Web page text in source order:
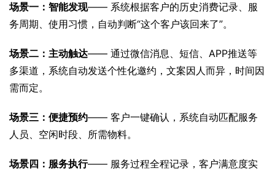
场景一：智能发现—— 系统根据客户的历史消费记录、服
务周期、使用习惯，自动判断“这个客户该回来了”。
场景二：主动触达—— 通过微信消息、短信、APP推送等
多渠道，系统自动发送个性化邀约，文案因人而异，时间因
需而定。
场景三：便捷预约—— 客户一键确认，系统自动匹配服务
人员、空闲时段、所需物料。
场景四：服务执行—— 服务过程全程记录，客户满意度实